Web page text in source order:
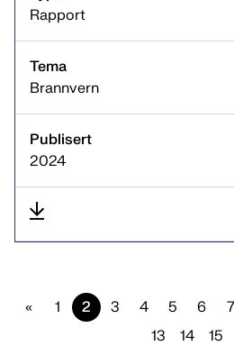
Rapport
Brannvern
2024
« 1 2 3 4 5 6 7
13
14 15